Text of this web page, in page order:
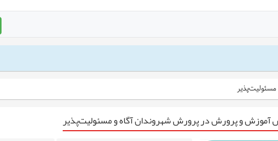
آموزش و پرورش در پرورش شهروندان آگاه و مسئولیت‌پذیر